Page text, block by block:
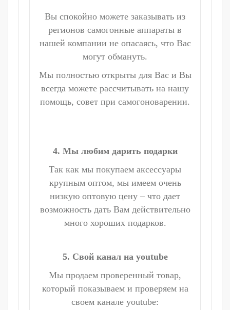
Вы спокойно можете заказывать из
регионов самогонные аппараты в
нашей компании не опасаясь, что Вас
могут обмануть.
Мы полностью открыты для Вас и Вы
всегда можете рассчитывать на нашу
помощь, совет при самогоноварении.
4. Мы любим дарить подарки
Так как мы покупаем аксессуары
крупным оптом, мы имеем очень
низкую оптовую цену – что дает
возможность дать Вам действительно
много хороших подарков.
5. Свой канал на youtube
Мы продаем проверенный товар,
который показываем и проверяем на
своем канале youtube: